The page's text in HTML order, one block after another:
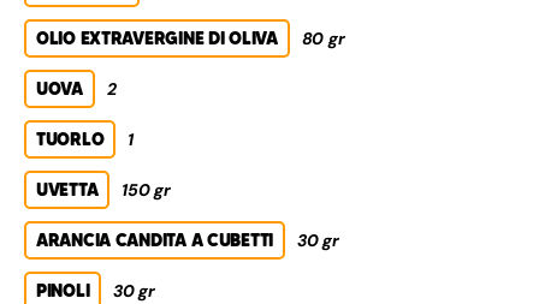
OLIO EXTRAVERGINE DI OLIVA 80 gr
UOVA 2
TUORLO 1
UVETTA 150 gr
ARANCIA CANDITA A CUBETTI 30 gr
PINOLI 30 gr